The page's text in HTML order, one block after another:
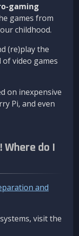
gaming
games from
childhood.
(re)play the
video games
on inexpensive
Pi, and even
Where do I
and
visit the